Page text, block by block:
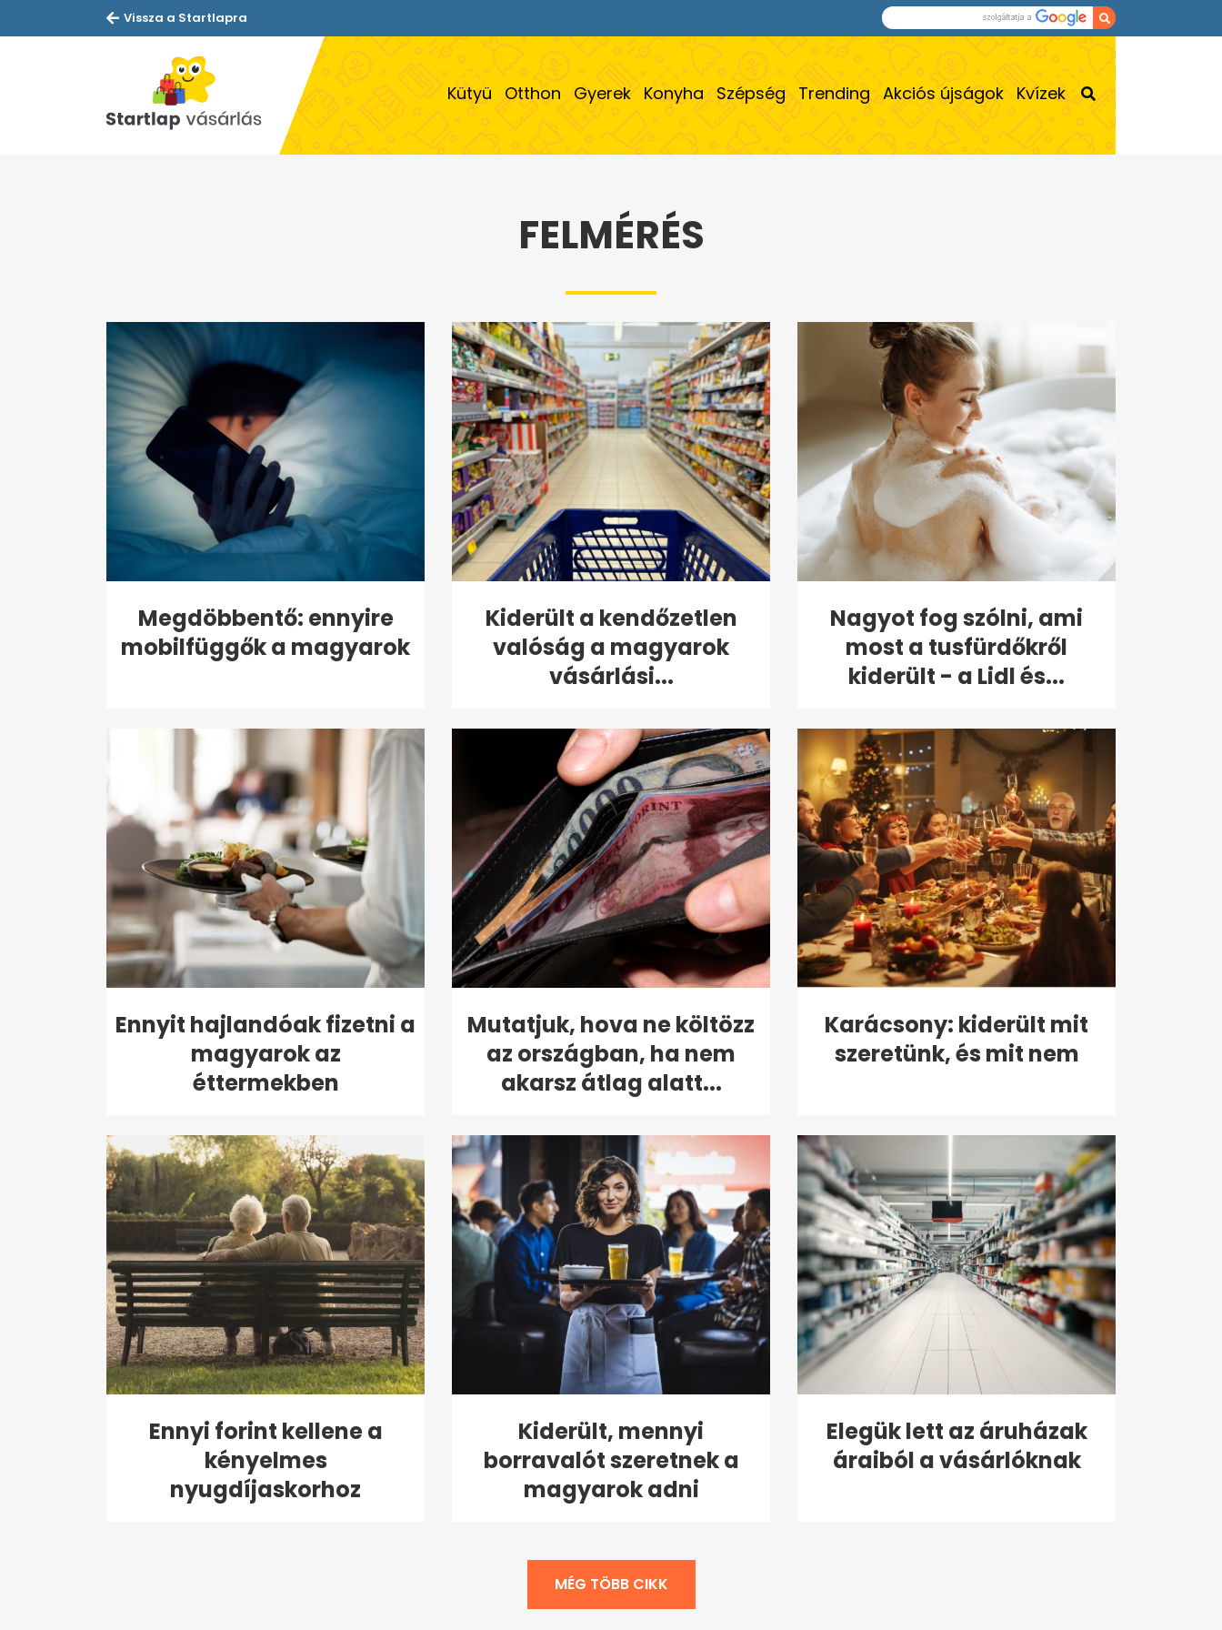
Vissza a Startlapra
Kütyü Otthon Gyerek Konyha Szépség Trending Akciós újságok Kvízek
FELMÉRÉS
Megdöbbentő: ennyire
mobilfüggők a magyarok
Kiderült a kendőzetlen
valóság a magyarok
vásárlási...
Nagyot fog szólni, ami
most a tusfürdőkről
kiderült - a Lidl és...
Ennyit hajlandóak fizetni a
magyarok az
éttermekben
Mutatjuk, hova ne költözz
az országban, ha nem
akarsz átlag alatt...
Karácsony: kiderült mit
szeretünk, és mit nem
Ennyi forint kellene a
kényelmes
nyugdíjaskorhoz
Kiderült, mennyi
borravalót szeretnek a
magyarok adni
Elegük lett az áruházak
áraiból a vásárlóknak
MÉG TÖBB CIKK